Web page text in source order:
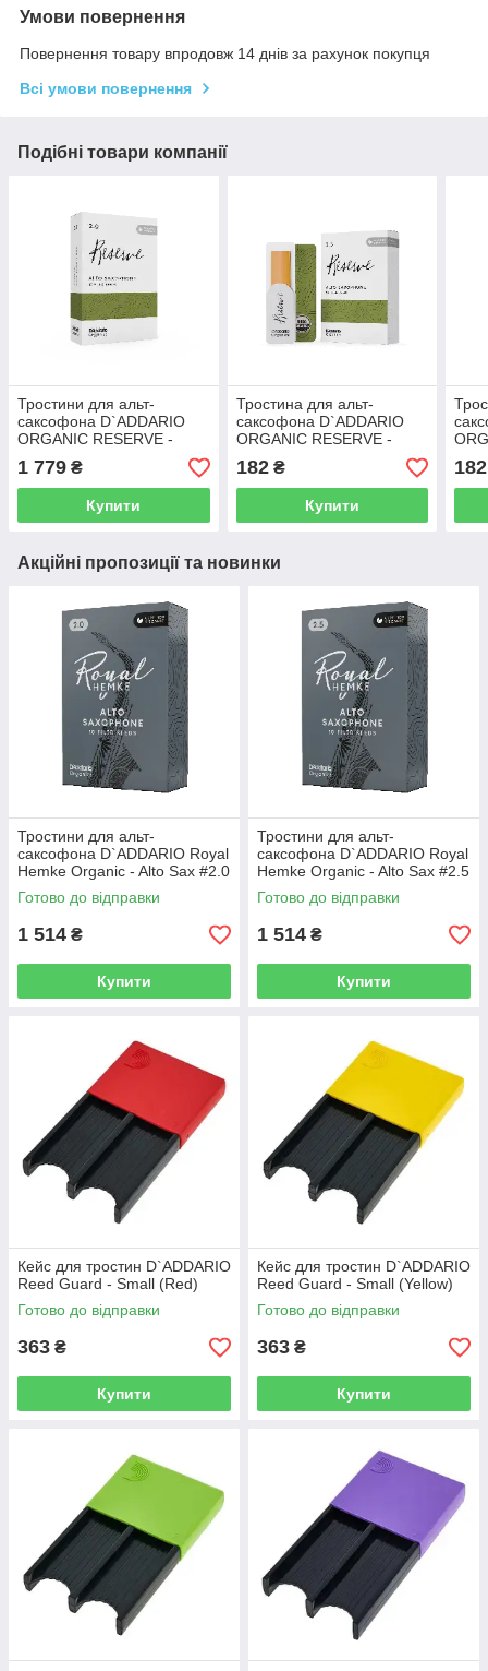
Умови повернення
Повернення товару впродовж 14 днів за рахунок покупця
Всі умови повернення
Подібні товари компанії
Тростини для альт-
саксофона D`ADDARIO
ORGANIC RESERVE -
ALTO SAX #2.0 - 10 BOX
1 779 ₴
Купити
Тростина для альт-
саксофона D`ADDARIO
ORGANIC RESERVE -
ALTO SAX #2.5 - (1 шт)
182₴
Купити
182
Акційні пропозиції та новинки
Тростини для альт-
саксофона D`ADDARIO Royal
Hemke Organic - Alto Sax #2.0
- 10 Pack
Готово до відправки
1 514 ₴
Купити
Тростини для альт-
саксофона D`ADDARIO Royal
Hemke Organic - Alto Sax #2.5
- 10 Pack
Готово до відправки
1 514 ₴
Купити
Кейс для тростин D`ADDARIO
Reed Guard - Small (Red)
Готово до відправки
363 ₴
Купити
Кейс для тростин D`ADDARIO
Reed Guard - Small (Yellow)
Готово до відправки
363 ₴
Купити